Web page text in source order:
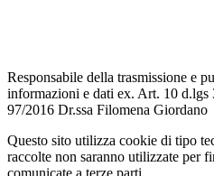
Responsabile della trasmissione e
informazioni e dati ex. Art. 10 d.lgs
97/2016 Dr.ssa Filomena Giordano
Questo sito utilizza cookie di tipo
raccolte non saranno utilizzate per
comunicate a terze parti.